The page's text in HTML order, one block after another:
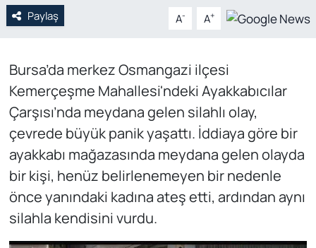
Paylaş A- A+
Bursa’da merkez Osmangazi ilçesi
Kemerçeşme Mahallesi'ndeki Ayakkabıcılar
Çarşısı’nda meydana gelen silahlı olay,
çevrede büyük panik yaşattı. İddiaya göre bir
ayakkabı mağazasında meydana gelen olayda
bir kişi, henüz belirlenemeyen bir nedenle
önce yanındaki kadına ateş etti, ardından aynı
silahla kendisini vurdu.
Siyaset
Web Tv
Yerel